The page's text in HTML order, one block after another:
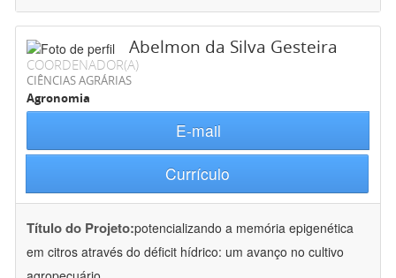
Abelmon da Silva Gesteira
COORDENADOR(A)
CIÊNCIAS AGRÁRIAS
Agronomia
E-mail
Currículo
Título do Projeto:potencializando a memória epigenética
em citros através do déficit hídrico: um avanço no cultivo